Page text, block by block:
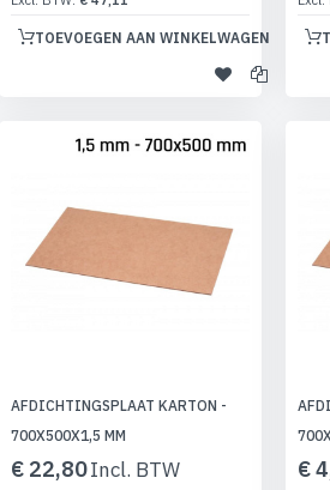
TOEVOEGEN AAN WINKELWAGEN
AFDICHTINGSPLAAT KARTON -
700X500X1,5 MM
€ 22,80 €